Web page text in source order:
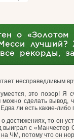
о
рекорды,
несправедливым
это позор! Я
можно сделать вывод,
ли есть какие-
достижениях, то он
с «Манчестер
ЧМ, потому что он